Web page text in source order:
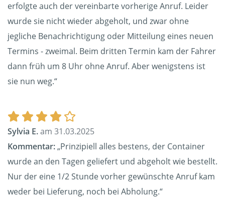
erfolgte auch der vereinbarte vorherige Anruf. Leider
wurde sie nicht wieder abgeholt, und zwar ohne
jegliche Benachrichtigung oder Mitteilung eines neuen
Termins - zweimal. Beim dritten Termin kam der Fahrer
dann früh um 8 Uhr ohne Anruf. Aber wenigstens ist
sie nun weg.“
Sylvia E.am 31.03.2025
Kommentar:„Prinzipiell alles bestens, der Container
wurde an den Tagen geliefert und abgeholt wie bestellt.
Nur der eine 1/2 Stunde vorher gewünschte Anruf kam
weder bei Lieferung, noch bei Abholung.“